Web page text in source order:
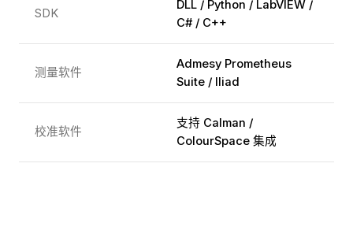
SDK
DLL / Python / LabVIEW /
C# / C++
测量软件
Admesy Prometheus
Suite / Iliad
校准软件
支持 Calman /
ColourSpace 集成